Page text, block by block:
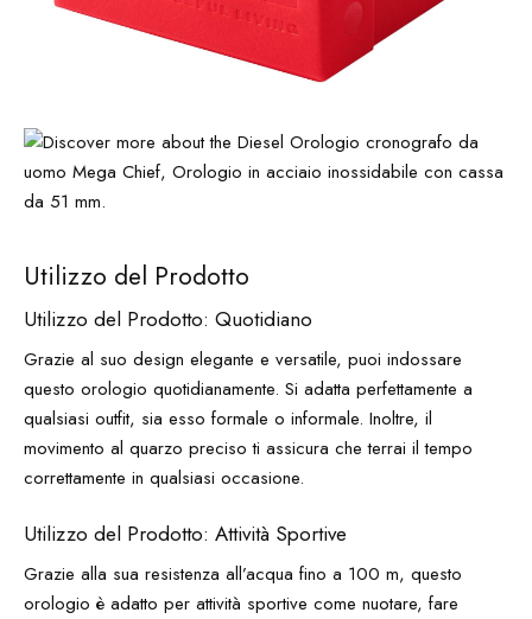
Utilizzo del Prodotto
Utilizzo del Prodotto: Quotidiano
Grazie al suo design elegante e versatile, puoi indossare
questo orologio quotidianamente. Si adatta perfettamente a
qualsiasi outfit, sia esso formale o informale. Inoltre, il
movimento al quarzo preciso ti assicura che terrai il tempo
correttamente in qualsiasi occasione.
Utilizzo del Prodotto: Attività Sportive
Grazie alla sua resistenza all’acqua fino a 100 m, questo
orologio è adatto per attività sportive come nuotare, fare